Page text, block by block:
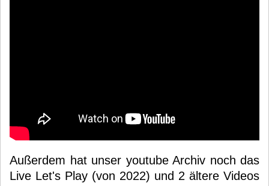
Außerdem hat unser youtube Archiv noch das
Live Let's Play (von 2022) und 2 ältere Videos